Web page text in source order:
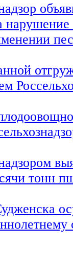
нарушение
тонн